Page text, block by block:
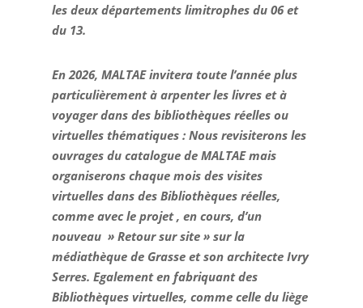
les deux départements limitrophes du 06 et
du 13.
En 2026, MALTAE invitera toute l’année plus
particulièrement à arpenter les livres et à
voyager dans des bibliothèques réelles ou
virtuelles thématiques : Nous revisiterons les
ouvrages du catalogue de MALTAE mais
organiserons chaque mois des visites
virtuelles dans des Bibliothèques réelles,
comme avec le projet , en cours, d’un
nouveau » Retour sur site » sur la
médiathèque de Grasse et son architecte Ivry
Serres. Egalement en fabriquant des
Bibliothèques virtuelles, comme celle du liège